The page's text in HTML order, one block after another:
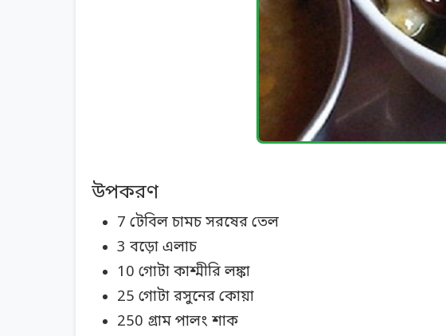
উপকরণ
7 টেবিল চামচ সরষের তেল
3 বড়ো এলাচ
10 গোটা কাশ্মীরি লঙ্কা
25 গোটা রসুনের কোয়া
250 গ্রাম পালং শাক